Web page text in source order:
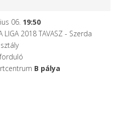
06. 19:50
2018 TAVASZ - Szerda
B pálya